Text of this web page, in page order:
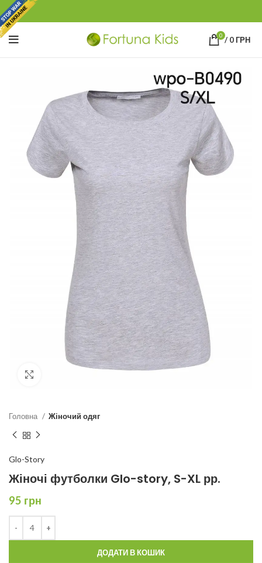
0 / 0ГРН
Головна Жіночий одяг
Glo-Story
Жіночі футболки Glo-story, S-XL рр.
95 грн
ДОДАТИ В КОШИК